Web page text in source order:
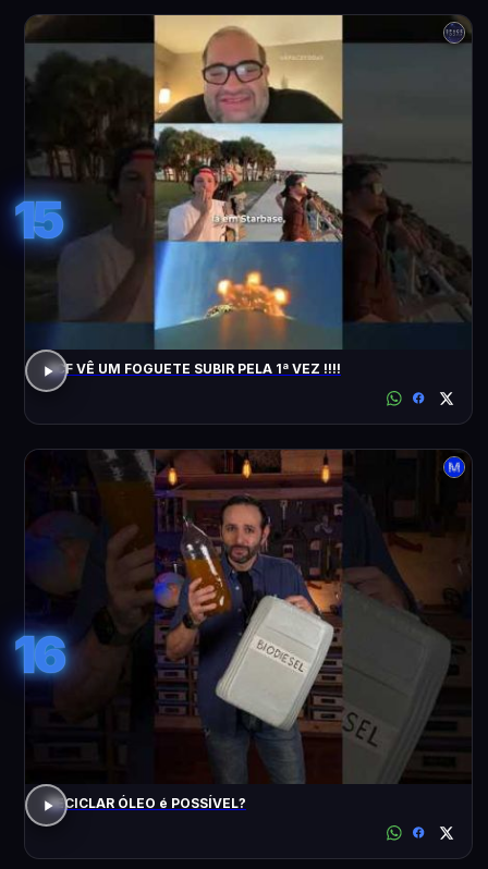
15
ACF VÊ UM FOGUETE SUBIR PELA 1ª VEZ !!!!
16
RECICLAR ÓLEO é POSSÍVEL?